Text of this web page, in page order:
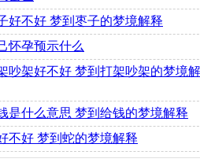
好不好 梦到枣子的梦境解释
怀孕预示什么
吵架好不好 梦到打架吵架的梦境解
是什么意思 梦到给钱的梦境解释
不好 梦到蛇的梦境解释